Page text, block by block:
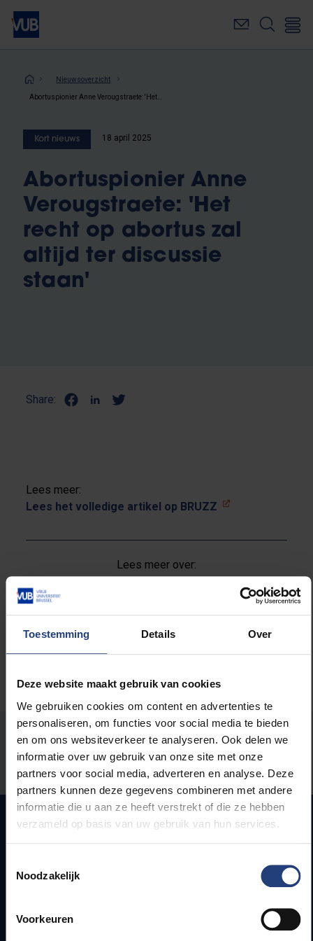
Toestemming Details Over
Deze website maakt gebruik van cookies
We gebruiken cookies om content en advertenties te
personaliseren, om functies voor social media te bieden
en om ons websiteverkeer te analyseren. Ook delen we
informatie over uw gebruik van onze site met onze
partners voor social media, adverteren en analyse. Deze
partners kunnen deze gegevens combineren met andere
informatie die u aan ze heeft verstrekt of die ze hebben
verzameld op basis van uw gebruik van hun services.
Noodzakelijk
Voorkeuren
Overslaan
naar
inhoudKruimelpad
Nieuwsoverzicht
Kort nieuws 18 april 2025
Abortuspionier Anne
Verougstraete: 'Het
recht op abortus zal
altijd ter discussie
staan'
Share:
Lees meer:
Lees het volledige artikel op BRUZZ
Lees meer over:
Stond er een fout op deze pagina?
Lesroosters